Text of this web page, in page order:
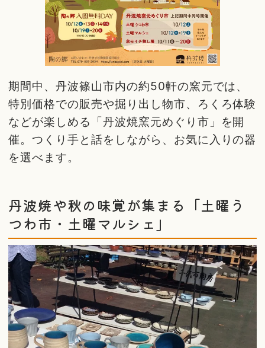
期間中、丹波篠山市内の約50軒の窯元では、
特別価格での販売や掘り出し物市、ろくろ体験
などが楽しめる「丹波焼窯元めぐり市」を開
催。つくり手と話をしながら、お気に入りの器
を選べます。
丹波焼や秋の味覚が集まる「土曜う
つわ市・土曜マルシェ」